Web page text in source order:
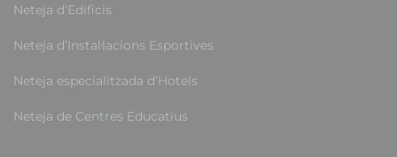
Neteja d’Edificis
Neteja d’Instal·lacions Esportives
Neteja especialitzada d’Hotels
Neteja de Centres Educatius